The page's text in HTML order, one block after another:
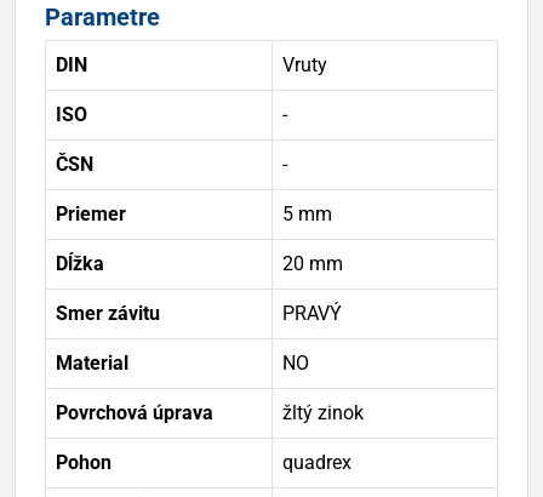
Parametre
DIN Vruty
ISO -
ČSN -
Priemer 5 mm
Dĺžka 20 mm
Smer závitu PRAVÝ
Material NO
Povrchová úprava žltý zinok
Pohon quadrex